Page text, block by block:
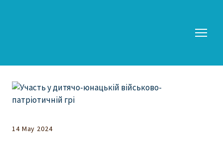
14 May 2024